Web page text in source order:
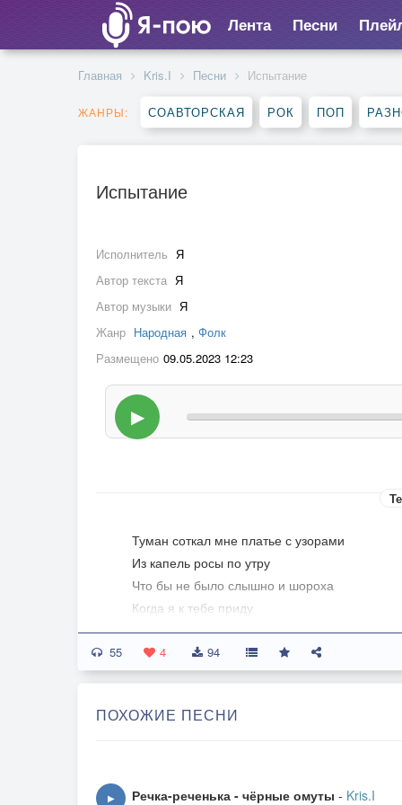
Лента Песни
Главная Kris.I Песни Испытание
ЖАНРЫ: СОАВТОРСКАЯ РОК ПОП
Испытание
Исполнитель Я
Автор текста Я
Автор музыки Я
Жанр Народная , Фолк
Размещено 09.05.2023 12:23
▶
Туман соткал мне платье с узорами
Из капель росы по утру
Что бы не было слышно и шороха
Когда я к тебе приду
Солнце мне подарит сияние
Горит пламенем каждый локон
Стал мне царём и богом
Чтобы легче мне было дышать
55 4 94
ПОХОЖИЕ ПЕСНИ
▶ Речка-реченька - чёрные омуты - Kris.I